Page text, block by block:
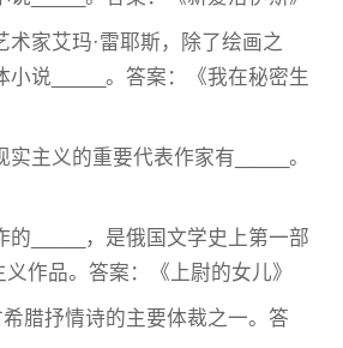
术家艾玛·雷耶斯，除了绘画之
小说_____。答案：《我在秘密生
实主义的重要代表作家有_____。
的_____，是俄国文学史上第一部
作品。答案：《上尉的女儿》
腊抒情诗的主要体裁之一。答